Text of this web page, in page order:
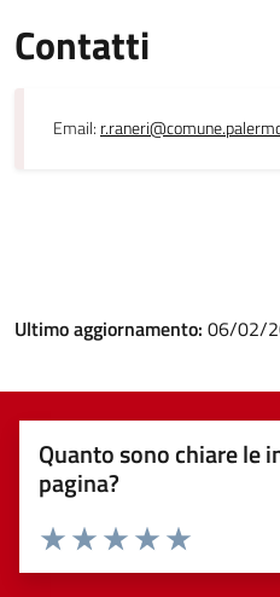
Contatti
Email:
Ultimo aggiornamento: 06/02/
Quanto sono chiare le
pagina?
Valuta 5
Valuta 4 stelle su
Valuta 3 stelle su 5
Valuta 2 stelle su 5
Valuta 1 stelle su 5